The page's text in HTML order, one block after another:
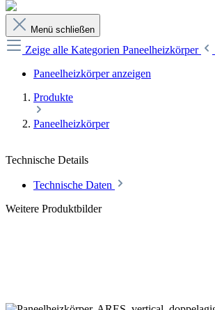
Menü schließen
Zeige alle Kategorien Paneelheizkörper
Paneelheizkörper anzeigen
Produkte
Paneelheizkörper
Technische Details
Technische Daten
Weitere Produktbilder